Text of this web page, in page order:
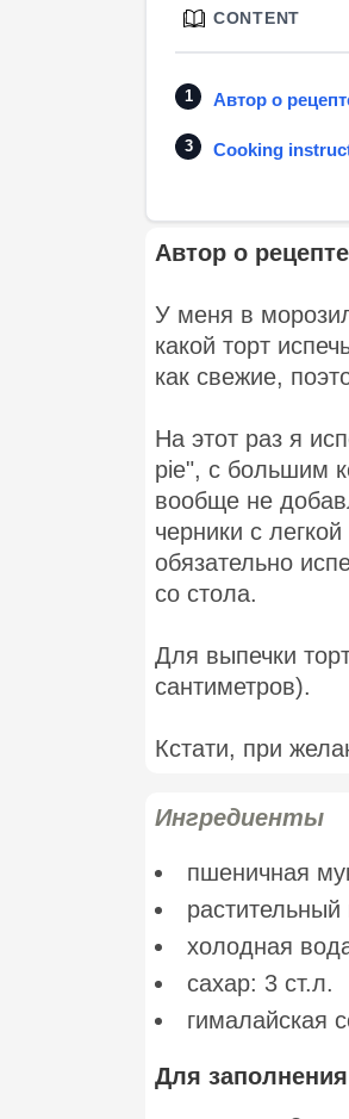
CONTENT
Автор о
Cooking
Автор о рецепте
У меня в
какой торт
как свежие,
На этот раз я
pie", с большим
вообще не
черники с
обязательно
со стола.
Для выпечки
сантиметров).
Кстати, при
Ингредиенты
пшеничная
холодная
сахар: 3 ст.л.
гималайская
Для